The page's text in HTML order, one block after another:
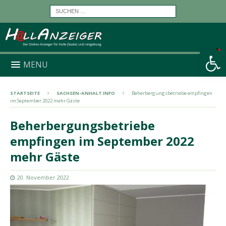
Werkzeugleiste öffnen
MENU
STARTSEITE SACHSEN-ANHALT INFO
Beherbergungsbetriebe empfingen
im September 2022 mehr Gäste
Beherbergungsbetriebe
empfingen im September 2022
mehr Gäste
20. November 2022